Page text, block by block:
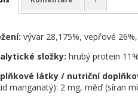
vývar 28,175%, vepřové
složky: hrubý protein
látky / nutriční
manganatý): 2 mg, měď (síran